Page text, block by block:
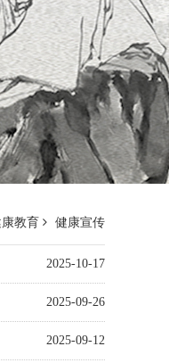
教育 健康宣传
2025-10-17
2025-09-26
2025-09-12